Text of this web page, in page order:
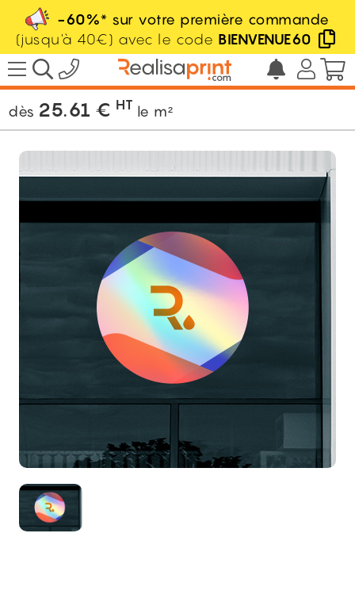
-60%* sur votre première commande
(jusqu'à 40€) avec le code BIENVENUE60
/ Adhésif / Adhésif grand format /
Autocollant holographique
dès 25.61 € HT le m²